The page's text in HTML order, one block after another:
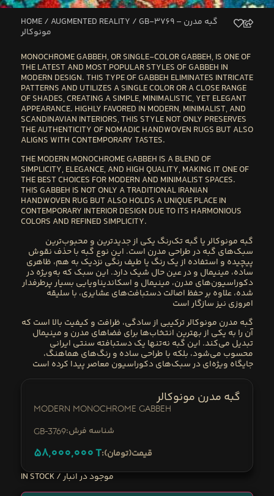
HOME/ AUGMENTED REALITY / GB-3769 – گبه مدرن
مونوکالر
MONOCHROME GABBEH, ORSINGLE-COLOR GABBEH, IS ONE OF
THE LATEST AND MOST POPULAR STYLES OF GABBEH IN
MODERN DESIGN. THIS TYPE OF GABBEH ELIMINATES INTRICATE
PATTERNS AND UTILIZES A SINGLE COLOR OR A CLOSE RANGE
OF SHADES, CREATING A SIMPLE, MINIMALISTIC, YET ELEGANT
APPEARANCE. HIGHLY FAVORED IN MODERN, MINIMALIST, AND
SCANDINAVIAN INTERIORS, THIS STYLE NOT ONLY PRESERVES
THE AUTHENTICITY OF NOMADIC HANDWOVEN RUGS BUT ALSO
ALIGNS WITH CONTEMPORARY TASTES.
THEMODERN MONOCHROME GABBEH IS A BLEND OF
SIMPLICITY, ELEGANCE, AND HIGH QUALITY, MAKING IT ONE OF
THE BEST CHOICES FOR MODERN AND MINIMALIST SPACES.
THIS GABBEH IS NOT ONLY ATRADITIONAL IRANIAN
HANDWOVEN RUG BUT ALSO HOLDS A UNIQUE PLACE IN
CONTEMPORARY INTERIOR DESIGN DUE TO ITS HARMONIOUS
COLORS AND REFINED SIMPLICITY.
گبه مونوکالریا گبه تک‌رنگ یکی از جدیدترین و محبوب‌ترین
سبک‌های گبه در طراحی مدرن است. این نوع گبه با حذف نقوش
پیچیده و استفاده ازیک رنگ یا طیف رنگی نزدیک به هم، ظاهری
ساده، مینیمال و در عین حال شیک دارد. این سبک که به‌ویژه در
دکوراسیون‌های مدرن، مینیمال و اسکاندیناویایی بسیار پرطرفدار
شده، علاوه بر حفظ اصالت دستبافت‌های عشایری، با سلیقه
امروزی نیز سازگار است
گبه مدرن مونوکالرترکیبی ازسادگی، ظرافت و کیفیت بالا است که
آن را به یکی از بهترین انتخاب‌ها برای فضاهای مدرن و مینیمال
تبدیل می‌کند. این گبه نه‌تنها یک دستبافته سنتی ایرانی
محسوب می‌شود، بلکه با طراحی ساده و رنگ‌های هماهنگ،
جایگاه ویژه‌ای در سبک‌های دکوراسیون معاصر پیدا کرده است
گبه مدرن مونوکالر
Modern Monochrome Gabbeh
GB-3769 :شناسه فرش
58,000,000T :قیمت(تومان)
IN STOCK